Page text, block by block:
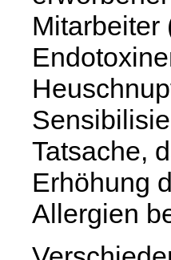
Mitarbeiter
Tatsache,
Erhöhung
Allergien